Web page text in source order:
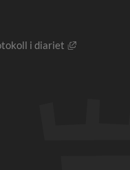
i diariet
Länk till